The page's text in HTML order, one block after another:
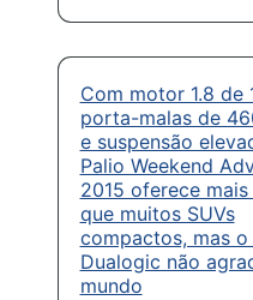
Com motor 1.8 de
porta-malas de
e suspensão
Palio Weekend
2015 oferece
que muitos SUVs
compactos, mas
Dualogic não
mundo